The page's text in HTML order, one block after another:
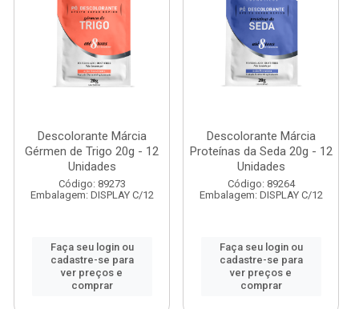
Descolorante Márcia
Gérmen de Trigo 20g - 12
Unidades
Código: 89273
Embalagem: DISPLAY C/12
Faça seu login ou
cadastre-se para
ver preços e
comprar
Descolorante Márcia
Proteínas da Seda 20g - 12
Unidades
Código: 89264
Embalagem: DISPLAY C/12
Faça seu login ou
cadastre-se para
ver preços e
comprar